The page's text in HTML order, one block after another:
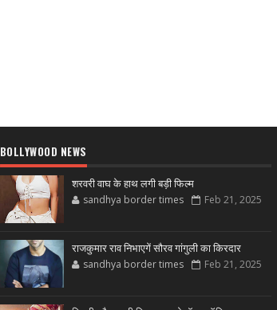
BOLLYWOOD NEWS
शरवरी वाघ के हाथ लगी बड़ी फिल्म
sandhya border times Feb 21, 2025
राजकुमार राव निभाएगें सौरव गांगुली का किरदार
sandhya border times Feb 21, 2025